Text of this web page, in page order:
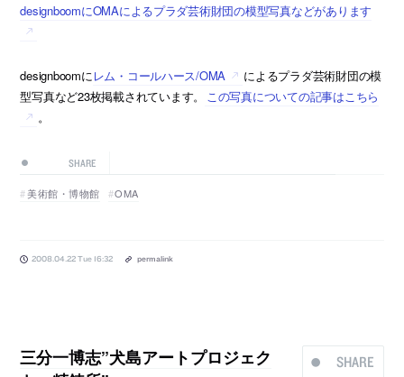
designboomにOMAによるプラダ芸術財団の模型写真などがあります
designboomにレム・コールハース/OMA
によるプラダ芸術財団の模
型写真など23枚掲載されています。
この写真についての記事はこちら
。
SHARE
美術館・博物館 OMA
2008.04.22 Tue 16:32 permalink
SHARE
三分一博志”犬島アートプロジェク